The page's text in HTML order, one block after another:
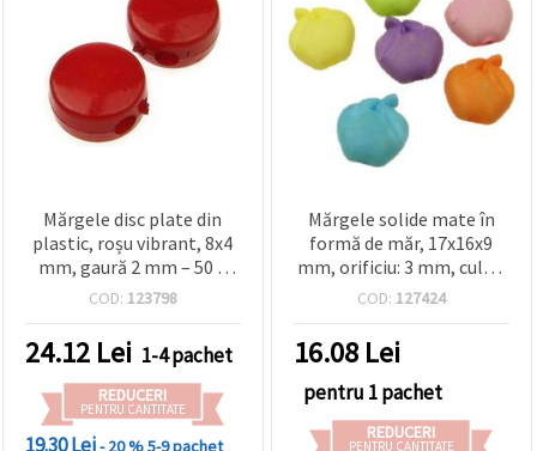
Mărgele disc plate din
plastic, roșu vibrant, 8x4
mm, gaură 2 mm – 50 g
(~220 buc.), perfecte
bijuterii DIY
COD: 123798
24.12 Lei 1-4 pachet
REDUCERI
PENTRU CANTITATE
19.30 Lei- 20 %5-9 pachet
Mărgele solide mate în
formă de măr, 17x16x9
mm, orificiu: 3 mm, culori
mixte, 50 g (~40 buc.)
COD: 127424
16.08 Lei
pentru 1 pachet
REDUCERI
PENTRU CANTITATE